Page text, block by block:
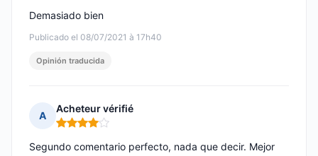
Publicado el 08/07/2021 à 17h40
Demasiado bien
Opinión traducida
A
Acheteur vérifié
Nota: 4 de 5
Segundo comentario perfecto, nada que decir. Mejor